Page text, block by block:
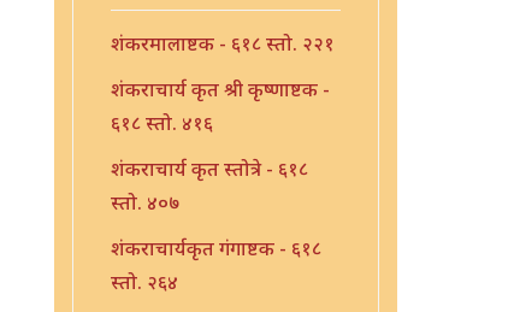
शंकरमालाष्टक - ६१८ स्तो. २२१
शंकराचार्य कृत श्री कृष्णाष्टक -
६१८ स्तो. ४१६
शंकराचार्य कृत स्तोत्रे - ६१८
स्तो. ४०७
शंकराचार्यकृत गंगाष्टक - ६१८
स्तो. २६४